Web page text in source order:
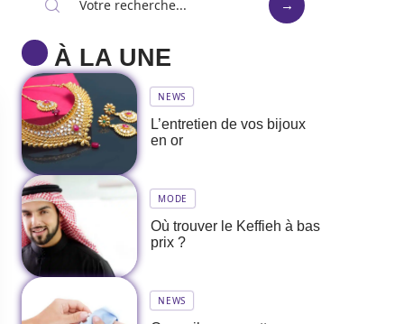
À LA UNE
NEWS
L’entretien de vos bijoux
en or
MODE
Où trouver le Keffieh à bas
prix ?
NEWS